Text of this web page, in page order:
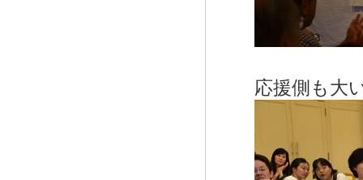
応援側も大